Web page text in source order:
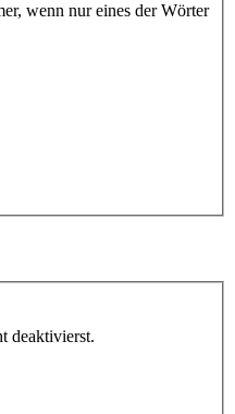
wenn nur eines der Wörter
deaktivierst.